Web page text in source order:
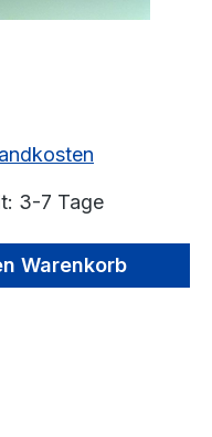
3-7 Tage
Warenkorb